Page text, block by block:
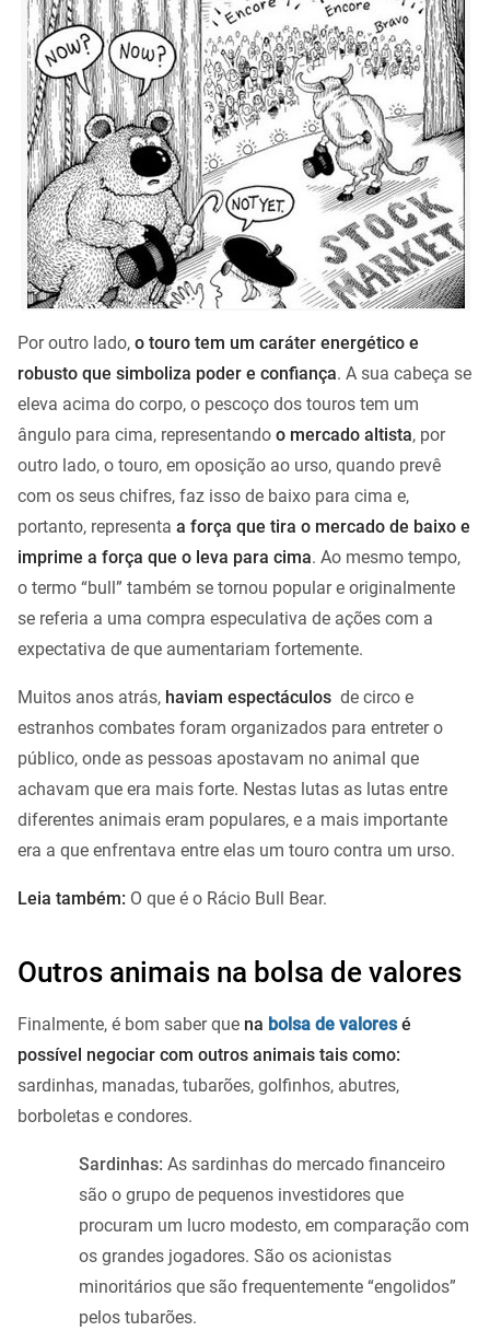
Por outro lado, o touro tem um caráter energético e
robusto que simboliza poder e confiança. A sua cabeça se
eleva acima do corpo, o pescoço dos touros tem um
ângulo para cima, representando o mercado altista, por
outro lado, o touro, em oposição ao urso, quando prevê
com os seus chifres, faz isso de baixo para cima e,
portanto, representa a força que tira o mercado de baixo e
imprime a força que o leva para cima. Ao mesmo tempo,
o termo “bull” também se tornou popular e originalmente
se referia a uma compra especulativa de ações com a
expectativa de que aumentariam fortemente.
Muitos anos atrás, haviam espectáculos de circo e
estranhos combates foram organizados para entreter o
público, onde as pessoas apostavam no animal que
achavam que era mais forte. Nestas lutas as lutas entre
diferentes animais eram populares, e a mais importante
era a que enfrentava entre elas um touro contra um urso.
Leia também: O que é o Rácio Bull Bear.
Outros animais na bolsa de valores
Finalmente, é bom saber que na bolsa de valoresé
possível negociar com outros animais tais como:
sardinhas, manadas, tubarões, golfinhos, abutres,
borboletas e condores.
Sardinhas: As sardinhas do mercado financeiro
são o grupo de pequenos investidores que
procuram um lucro modesto, em comparação com
os grandes jogadores. São os acionistas
minoritários que são frequentemente “engolidos”
pelos tubarões.